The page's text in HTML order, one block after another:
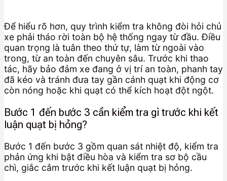
Để hiểu rõ hơn, quy trình kiểm tra không đòi hỏi chủ
xe phải tháo rời toàn bộ hệ thống ngay từ đầu. Điều
quan trọng là tuân theo thứ tự, làm từ ngoài vào
trong, từ an toàn đến chuyên sâu. Trước khi thao
tác, hãy bảo đảm xe đang ở vị trí an toàn, phanh tay
đã kéo và tránh đưa tay gần cánh quạt khi động cơ
còn nóng hoặc khi quạt có thể kích hoạt đột ngột.
Bước 1 đến bước 3 cần kiểm tra gì trước khi kết
luận quạt bị hỏng?
Bước 1 đến bước 3 gồm quan sát nhiệt độ, kiểm tra
phản ứng khi bật điều hòa và kiểm tra sơ bộ cầu
chì, giắc cắm trước khi kết luận quạt bị hỏng.